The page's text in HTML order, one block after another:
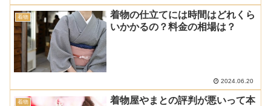
着物
着物の仕立てには時間はどれくら
いかかるの？料金の相場は？
2024.06.20
着物
着物屋やまとの評判が悪いって本